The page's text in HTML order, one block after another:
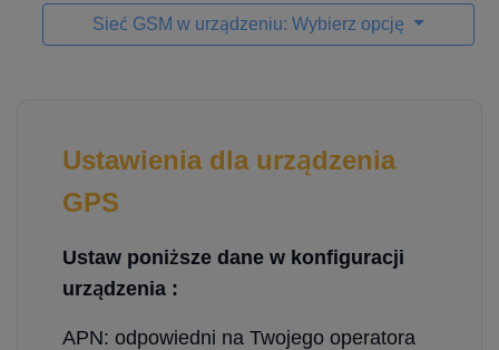
Sieć GSM w urządzeniu: Wybierz opcję
Ustawienia dla urządzenia
GPS
Ustaw poniższe dane w konfiguracji
urządzenia :
APN: odpowiedni na Twojego operatora